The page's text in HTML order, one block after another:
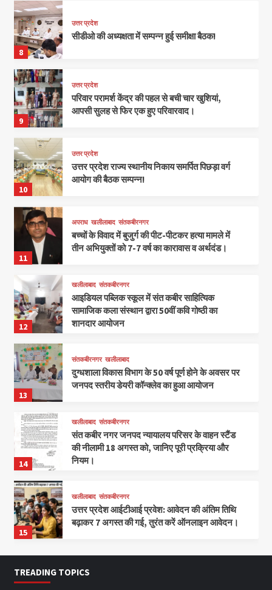
8
उत्तर प्रदेश
सीडीओ की अध्यक्षता में सम्पन्न हुई समीक्षा बैठक!
9
उत्तर प्रदेश
परिवार परामर्श केंद्र की पहल से बची चार खुशियां,
आपसी सुलह से फिर एक हुए परिवारवाद।
10
उत्तर प्रदेश
उत्तर प्रदेश राज्य स्थानीय निकाय समर्पित पिछड़ा वर्ग
आयोग की बैठक सम्पन्न!
11
अपराध खलीलाबाद संतकबीरनगर
बच्चों के विवाद में बुजुर्ग की पीट-पीटकर हत्या मामले में
तीन अभियुक्तों को 7-7 वर्ष का कारावास व अर्थदंड।
12
खलीलाबाद संतकबीरनगर
आइडियल पब्लिक स्कूल में संत कबीर साहित्यिक
सामाजिक कला संस्थान द्वारा 50वीं कवि गोष्ठी का
शानदार आयोजन
13
संतकबीरनगर खलीलाबाद
दुग्धशाला विकास विभाग के 50 वर्ष पूर्ण होने के अवसर पर
जनपद स्तरीय डेयरी कॉन्क्लेव का हुआ आयोजन
14
खलीलाबाद संतकबीरनगर
संत कबीर नगर जनपद न्यायालय परिसर के वाहन स्टैंड
की नीलामी 18 अगस्त को, जानिए पूरी प्रक्रिया और
नियम।
15
खलीलाबाद संतकबीरनगर
उत्तर प्रदेश आईटीआई प्रवेश: आवेदन की अंतिम तिथि
बढ़ाकर 7 अगस्त की गई, तुरंत करें ऑनलाइन आवेदन।
TREADING TOPICS